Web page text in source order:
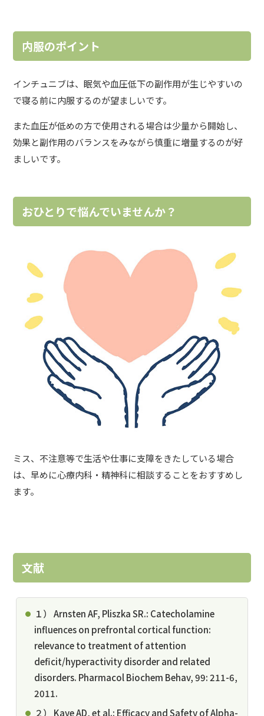
内服のポイント
インチュニブは、眠気や血圧低下の副作用が生じやすいの
で寝る前に内服するのが望ましいです。
また血圧が低めの方で使用される場合は少量から開始し、
効果と副作用のバランスをみながら慎重に増量するのが好
ましいです。
おひとりで悩んでいませんか？
ミス、不注意等で生活や仕事に支障をきたしている場合
は、早めに心療内科・精神科に相談することをおすすめし
ます。
文献
１） Arnsten AF, Pliszka SR.: Catecholamine
influences on prefrontal cortical function:
relevance to treatment of attention
deficit/hyperactivity disorder and related
disorders. Pharmacol Biochem Behav, 99: 211-6,
2011.
２） Kaye AD, et al.: Efficacy and Safety of Alpha-